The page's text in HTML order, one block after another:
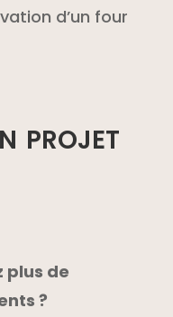
d’un four
projet
plus de
?